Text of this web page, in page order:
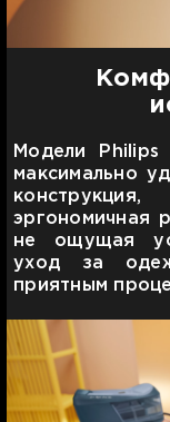
Модели
максимально
эргономичная
не ощущая
уход за
приятным